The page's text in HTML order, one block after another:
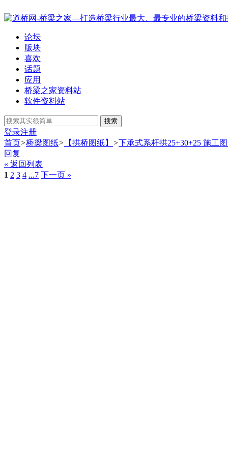
论坛
版块
喜欢
话题
应用
桥梁之家资料站
软件资料站
搜索
登录注册
首页>桥梁图纸> 【拱桥图纸】 >下承式系杆拱25+30+25 施工
回复
« 返回列表
1 2 3 4 ...7 下一页 »